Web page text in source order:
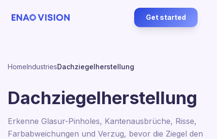
Get started
HomeIndustriesDachziegelherstellung
Dachziegelherstellung
Erkenne Glasur-Pinholes, Kantenausbrüche, Risse,
Farbabweichungen und Verzug, bevor die Ziegel den